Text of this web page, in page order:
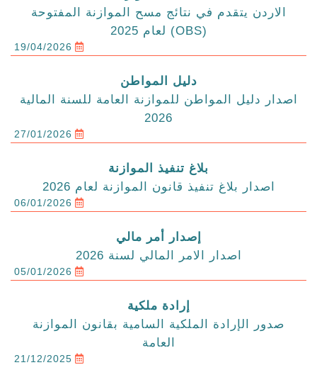
الاردن يتقدم في نتائج مسح الموازنة المفتوحة
(OBS) لعام 2025
19/04/2026
دليل المواطن
اصدار دليل المواطن للموازنة العامة للسنة المالية
2026
27/01/2026
بلاغ تنفيذ الموازنة
اصدار بلاغ تنفيذ قانون الموازنة لعام 2026
06/01/2026
إصدار أمر مالي
اصدار الامر المالي لسنة 2026
05/01/2026
إرادة ملكية
صدور الإرادة الملكية السامية بقانون الموازنة
العامة
21/12/2025